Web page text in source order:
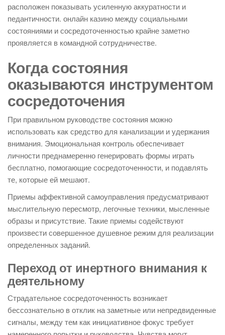
расположен показывать усиленную аккуратности и
педантичности. онлайн казино между социальными
состояниями и сосредоточенностью крайне заметно
проявляется в командной сотрудничестве.
Когда состояния
оказываются инструментом
сосредоточения
При правильном руководстве состояния можно
использовать как средство для канализации и удержания
внимания. Эмоциональная контроль обеспечивает
личности преднамеренно генерировать формы играть
бесплатно, помогающие сосредоточенности, и подавлять
те, которые ей мешают.
Приемы аффективной самоуправления предусматривают
мыслительную пересмотр, легочные техники, мысленные
образы и присутствие. Такие приемы содействуют
произвести совершенное душевное режим для реализации
определенных заданий.
Переход от инертного внимания к
деятельному
Страдательное сосредоточенность возникает
бессознательно в отклик на заметные или непредвиденные
сигналы, между тем как инициативное фокус требует